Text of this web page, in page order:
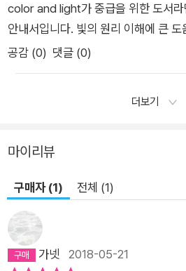
color and light가 중급을 위한 도서라
안내서입니다. 빛의 원리 이해에 큰 도
공감 (0) 댓글 (0)
더보기
마이리뷰
구매자 (1) 전체 (1)
가넷 2018-05-21